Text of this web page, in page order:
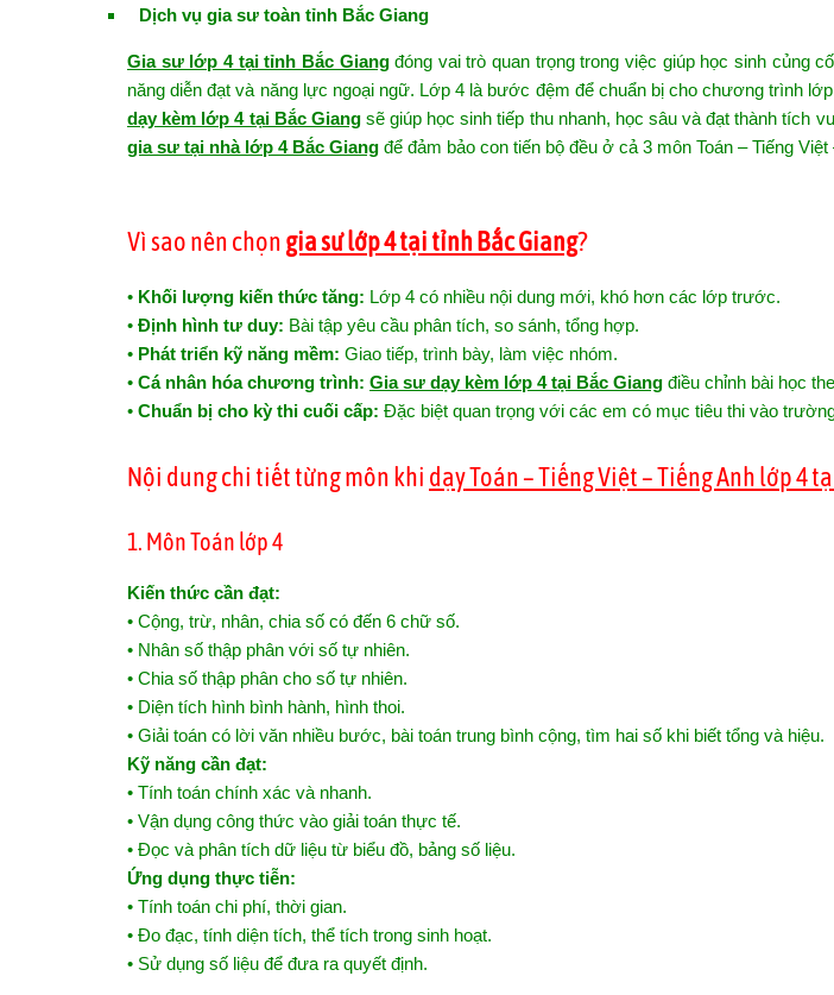
Dịch vụ gia sư toàn tỉnh Bắc Giang
Gia sư lớp 4 tại tỉnh Bắc Giangđóng vai trò quan trọng trong việc giúp học sinh củng
năng diễn đạt và năng lực ngoại ngữ. Lớp 4 là bước đệm để chuẩn bị cho chương trình
dạy kèm lớp 4 tại Bắc Giangsẽ giúp học sinh tiếp thu nhanh, học sâu và đạt thành tích
gia sư tại nhà lớp 4 Bắc Giang để đảm bảo con tiến bộ đều ở cả 3 môn Toán – Tiếng Việt
Vì sao nên chọngia sư lớp 4 tại tỉnh Bắc Giang?
• Khối lượng kiến thức tăng: Lớp 4 có nhiều nội dung mới, khó hơn các lớp trước.
• Định hình tư duy: Bài tập yêu cầu phân tích, so sánh, tổng hợp.
• Phát triển kỹ năng mềm: Giao tiếp, trình bày, làm việc nhóm.
• Cá nhân hóa chương trình: Gia sư dạy kèm lớp 4 tại Bắc Giang điều chỉnh bài học
• Chuẩn bị cho kỳ thi cuối cấp: Đặc biệt quan trọng với các em có mục tiêu thi vào
Nội dung chi tiết từng môn khi dạy Toán – Tiếng Việt – Tiếng Anh lớp 4
1. Môn Toán lớp 4
Kiến thức cần đạt:
• Cộng, trừ, nhân, chia số có đến 6 chữ số.
• Nhân số thập phân với số tự nhiên.
• Chia số thập phân cho số tự nhiên.
• Diện tích hình bình hành, hình thoi.
• Giải toán có lời văn nhiều bước, bài toán trung bình cộng, tìm hai số khi biết tổng và hiệu.
Kỹ năng cần đạt:
• Tính toán chính xác và nhanh.
• Vận dụng công thức vào giải toán thực tế.
• Đọc và phân tích dữ liệu từ biểu đồ, bảng số liệu.
Ứng dụng thực tiễn:
• Tính toán chi phí, thời gian.
• Đo đạc, tính diện tích, thể tích trong sinh hoạt.
• Sử dụng số liệu để đưa ra quyết định.